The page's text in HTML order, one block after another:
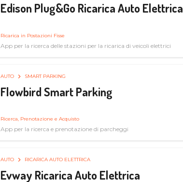
Edison Plug&Go Ricarica Auto Elettrica
Ricarica in Postazioni Fisse
App per la ricerca delle stazioni per la ricarica di veicoli elettrici
AUTO SMART PARKING
Flowbird Smart Parking
Ricerca, Prenotazione e Acquisto
App per la ricerca e prenotazione di parcheggi
AUTO RICARICA AUTO ELETTRICA
Evway Ricarica Auto Elettrica